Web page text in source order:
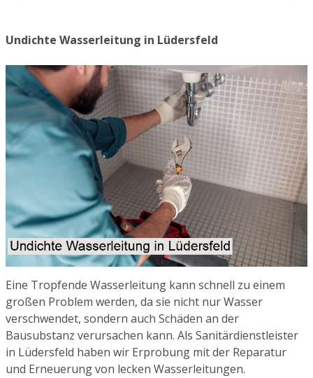
Undichte Wasserleitung in Lüdersfeld
Eine Tropfende Wasserleitung kann schnell zu einem
großen Problem werden, da sie nicht nur Wasser
verschwendet, sondern auch Schäden an der
Bausubstanz verursachen kann. Als Sanitärdienstleister
in Lüdersfeld haben wir Erprobung mit der Reparatur
und Erneuerung von lecken Wasserleitungen.